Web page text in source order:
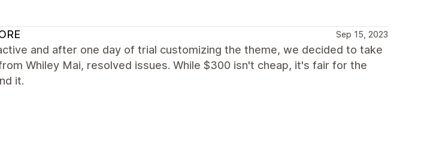
Sep 15, 2023
and after one day of trial customizing the theme, we decided to take
Whiley Mai, resolved issues. While $300 isn't cheap, it's fair for the
it.